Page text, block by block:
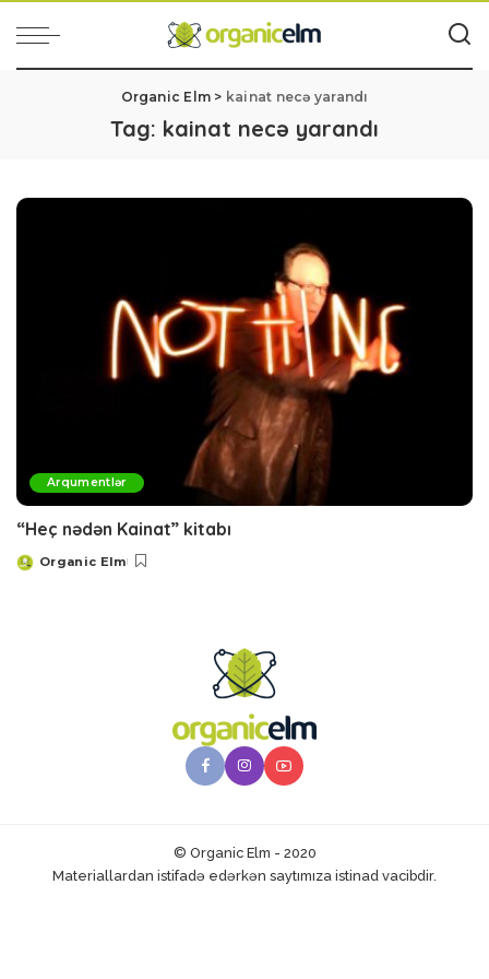
Organic Elm > kainat necə yarandı
Tag: kainat necə yarandı
Arqumentlər
“Heç nədən Kainat” kitabı
Posted
Organic Elm
© Organic Elm - 2020
Materiallardan istifadə edərkən saytımıza istinad vacibdir.